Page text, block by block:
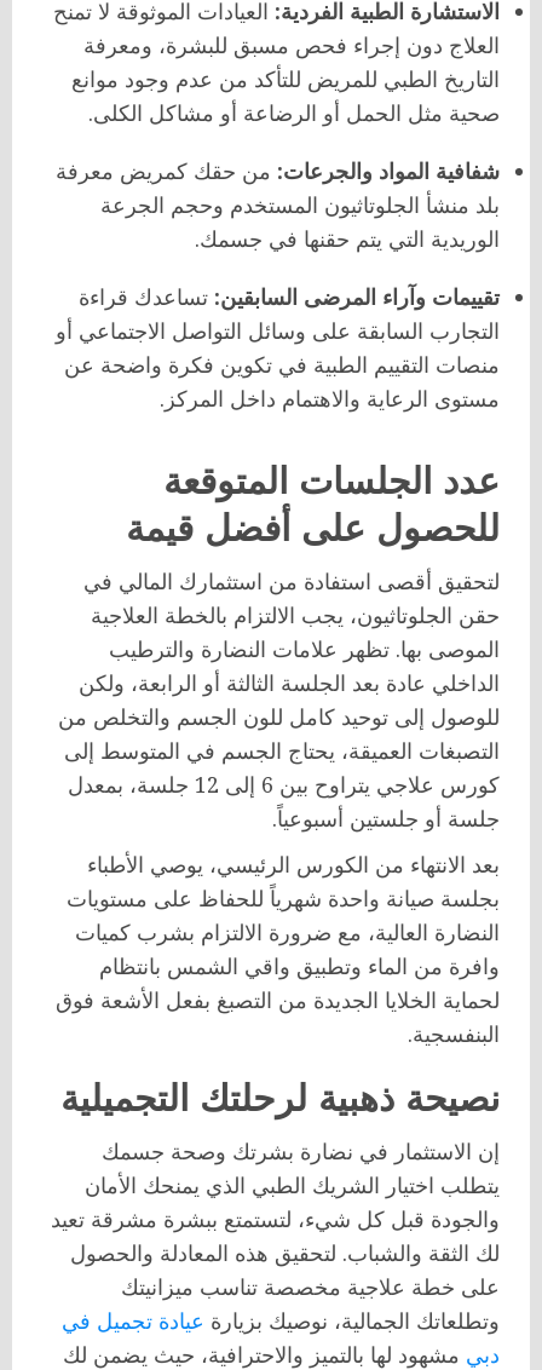
الاستشارة الطبية الفردية: العيادات الموثوقة لا تمنح
العلاج دون إجراء فحص مسبق للبشرة، ومعرفة
التاريخ الطبي للمريض للتأكد من عدم وجود موانع
صحية مثل الحمل أو الرضاعة أو مشاكل الكلى.
شفافية المواد والجرعات: من حقك كمريض معرفة
بلد منشأ الجلوتاثيون المستخدم وحجم الجرعة
الوريدية التي يتم حقنها في جسمك.
تقييمات وآراء المرضى السابقين: تساعدك قراءة
التجارب السابقة على وسائل التواصل الاجتماعي أو
منصات التقييم الطبية في تكوين فكرة واضحة عن
مستوى الرعاية والاهتمام داخل المركز.
عدد الجلسات المتوقعة
للحصول على أفضل قيمة
لتحقيق أقصى استفادة من استثمارك المالي في
حقن الجلوتاثيون، يجب الالتزام بالخطة العلاجية
الموصى بها. تظهر علامات النضارة والترطيب
الداخلي عادة بعد الجلسة الثالثة أو الرابعة، ولكن
للوصول إلى توحيد كامل للون الجسم والتخلص من
التصبغات العميقة، يحتاج الجسم في المتوسط إلى
كورس علاجي يتراوح بين 6 إلى 12 جلسة، بمعدل
جلسة أو جلستين أسبوعياً.
بعد الانتهاء من الكورس الرئيسي، يوصي الأطباء
بجلسة صيانة واحدة شهرياً للحفاظ على مستويات
النضارة العالية، مع ضرورة الالتزام بشرب كميات
وافرة من الماء وتطبيق واقي الشمس بانتظام
لحماية الخلايا الجديدة من التصبغ بفعل الأشعة فوق
البنفسجية.
نصيحة ذهبية لرحلتك التجميلية
إن الاستثمار في نضارة بشرتك وصحة جسمك
يتطلب اختيار الشريك الطبي الذي يمنحك الأمان
والجودة قبل كل شيء، لتستمتع ببشرة مشرقة تعيد
لك الثقة والشباب. لتحقيق هذه المعادلة والحصول
على خطة علاجية مخصصة تناسب ميزانيتك
وتطلعاتك الجمالية، نوصيك بزيارة عيادة تجميل في
دبي مشهود لها بالتميز والاحترافية، حيث يضمن لك